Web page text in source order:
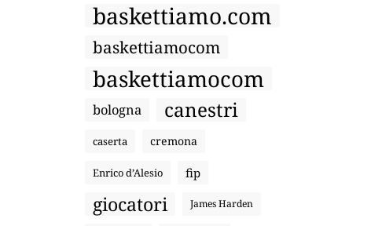
baskettiamo.com
baskettiamocom
baskettiamocom
bologna canestri
caserta cremona
Enrico d’Alesio fip
giocatori James Harden